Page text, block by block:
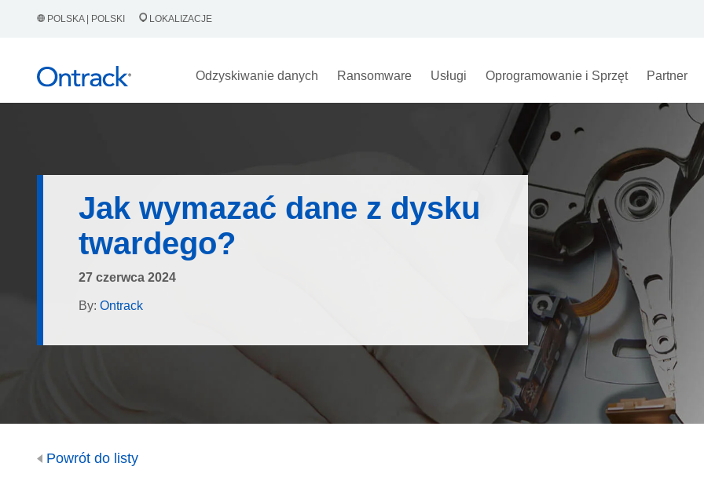
POLSKA | POLSKI LOKALIZACJE
Odzyskiwanie danych Ransomware Usługi Oprogramowanie i Sprzęt Partner
Jak wymazać dane z dysku
twardego?
27 czerwca 2024
By: Ontrack
Powrót do listy